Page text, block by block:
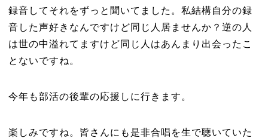
録音してそれをずっと聞いてました。私結構自分の録
音した声好きなんですけど同じ人居ませんか？逆の人
は世の中溢れてますけど同じ人はあんまり出会ったこ
とないですね。
今年も部活の後輩の応援しに行きます。
楽しみですね。皆さんにも是非合唱を生で聴いていた